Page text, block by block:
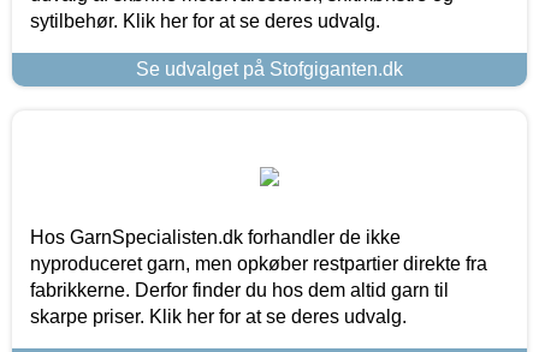
sytilbehør. Klik her for at se deres udvalg.
Se udvalget på Stofgiganten.dk
Hos GarnSpecialisten.dk forhandler de ikke
nyproduceret garn, men opkøber restpartier direkte fra
fabrikkerne. Derfor finder du hos dem altid garn til
skarpe priser. Klik her for at se deres udvalg.